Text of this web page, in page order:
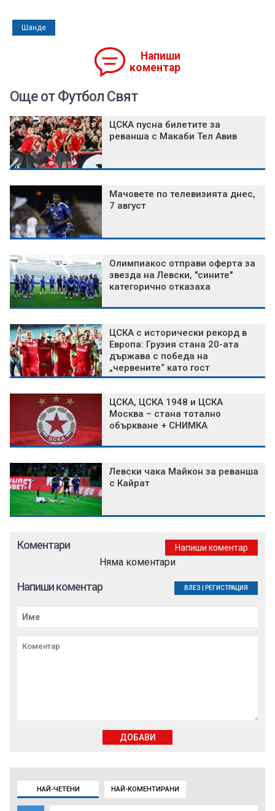
Шанде
Напиши
коментар
НАЙ-ЧЕТЕНИ НАЙ-КОМЕНТИРАНИ
Още от Футбол Свят
ЦСКА пусна билетите за
реванша с Макаби Тел Авив
Мачовете по телевизията днес,
7 август
Олимпиакос отправи оферта за
звезда на Левски, "сините"
категорично отказаха
ЦСКА с исторически рекорд в
Европа: Грузия стана 20-ата
държава с победа на
„червените“ като гост
ЦСКА, ЦСКА 1948 и ЦСКА
Москва – стана тотално
объркване + СНИМКА
Левски чака Майкон за реванша
с Кайрат
Коментари Напиши коментар
Няма коментари
Напиши коментар ВЛЕЗ РЕГИСТРАЦИЯ
ДОБАВИ